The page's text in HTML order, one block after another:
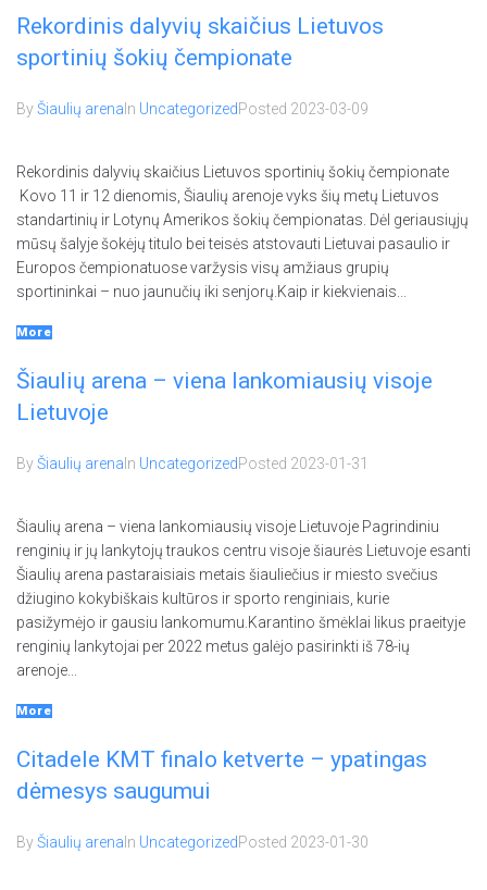
Rekordinis dalyvių skaičius Lietuvos
sportinių šokių čempionate
ByŠiaulių arena In UncategorizedPosted 2023-03-09
Rekordinis dalyvių skaičius Lietuvos sportinių šokių čempionate
Kovo 11 ir 12 dienomis, Šiaulių arenoje vyks šių metų Lietuvos
standartinių ir Lotynų Amerikos šokių čempionatas. Dėl geriausiųjų
mūsų šalyje šokėjų titulo bei teisės atstovauti Lietuvai pasaulio ir
Europos čempionatuose varžysis visų amžiaus grupių
sportininkai – nuo jaunučių iki senjorų.Kaip ir kiekvienais...
More
Šiaulių arena – viena lankomiausių visoje
Lietuvoje
ByŠiaulių arena In UncategorizedPosted 2023-01-31
Šiaulių arena – viena lankomiausių visoje Lietuvoje Pagrindiniu
renginių ir jų lankytojų traukos centru visoje šiaurės Lietuvoje esanti
Šiaulių arena pastaraisiais metais šiauliečius ir miesto svečius
džiugino kokybiškais kultūros ir sporto renginiais, kurie
pasižymėjo ir gausiu lankomumu.Karantino šmėklai likus praeityje
renginių lankytojai per 2022 metus galėjo pasirinkti iš 78-ių
arenoje...
More
Citadele KMT finalo ketverte – ypatingas
dėmesys saugumui
ByŠiaulių arena In UncategorizedPosted 2023-01-30